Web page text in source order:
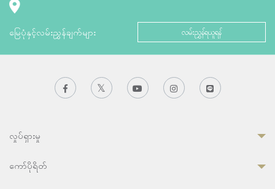
မြေပုံနှင့်လမ်းညွှန်ချက်များ လမ်းညွှန်ရယူရန်
လှုပ်ရှားမှု
ကော်ပိုရိတ်